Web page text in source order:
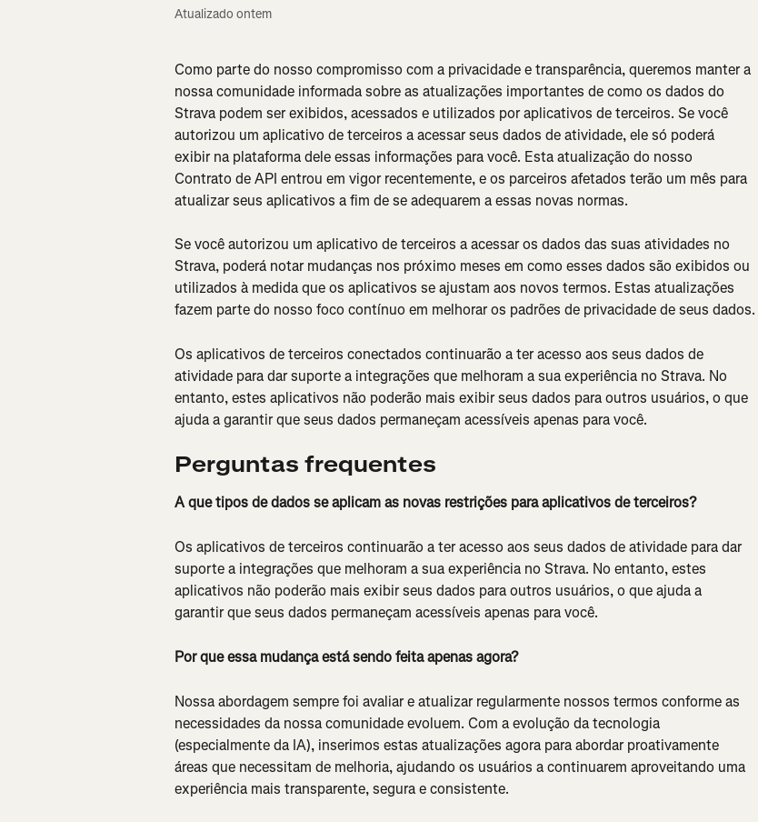
Atualizado ontem
Como parte do nosso compromisso com a privacidade e transparência, queremos manter a
nossa comunidade informada sobre as atualizações importantes de como os dados do
Strava podem ser exibidos, acessados e utilizados por aplicativos de terceiros. Se você
autorizou um aplicativo de terceiros a acessar seus dados de atividade, ele só poderá
exibir na plataforma dele essas informações para você. Esta atualização do nosso
Contrato de API entrou em vigor recentemente, e os parceiros afetados terão um mês para
atualizar seus aplicativos a fim de se adequarem a essas novas normas.
Se você autorizou um aplicativo de terceiros a acessar os dados das suas atividades no
Strava, poderá notar mudanças nos próximo meses em como esses dados são exibidos ou
utilizados à medida que os aplicativos se ajustam aos novos termos. Estas atualizações
fazem parte do nosso foco contínuo em melhorar os padrões de privacidade de seus dados.
Os aplicativos de terceiros conectados continuarão a ter acesso aos seus dados de
atividade para dar suporte a integrações que melhoram a sua experiência no Strava. No
entanto, estes aplicativos não poderão mais exibir seus dados para outros usuários, o que
ajuda a garantir que seus dados permaneçam acessíveis apenas para você.
Perguntas frequentes
A que tipos de dados se aplicam as novas restrições para aplicativos de terceiros?
Os aplicativos de terceiros continuarão a ter acesso aos seus dados de atividade para dar
suporte a integrações que melhoram a sua experiência no Strava. No entanto, estes
aplicativos não poderão mais exibir seus dados para outros usuários, o que ajuda a
garantir que seus dados permaneçam acessíveis apenas para você.
Por que essa mudança está sendo feita apenas agora?
Nossa abordagem sempre foi avaliar e atualizar regularmente nossos termos conforme as
necessidades da nossa comunidade evoluem. Com a evolução da tecnologia
(especialmente da IA), inserimos estas atualizações agora para abordar proativamente
áreas que necessitam de melhoria, ajudando os usuários a continuarem aproveitando uma
experiência mais transparente, segura e consistente.